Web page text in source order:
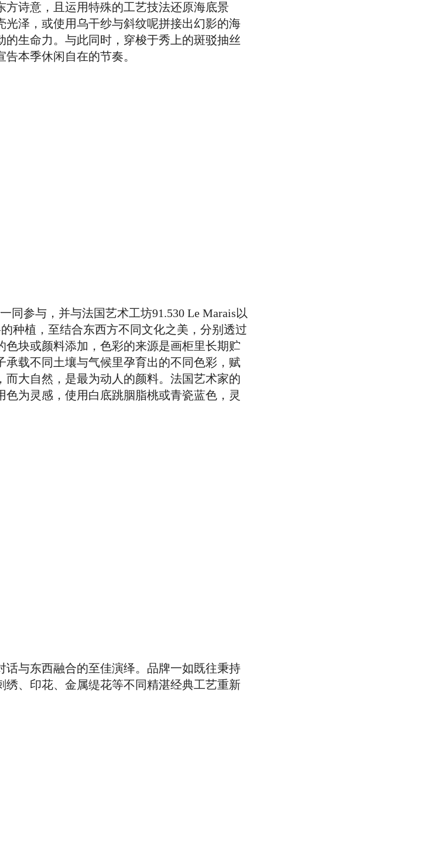
诗意，且运用特殊的工艺技法还原海底景
泽，或使用乌干纱与斜纹呢拼接出幻影的海
生命力。与此同时，穿梭于秀上的斑驳抽丝
本季休闲自在的节奏。
同参与，并与法国艺术工坊91.530 Le Marais以
种植，至结合东西方不同文化之美，分别透过
块或颜料添加，色彩的来源是画柜里长期贮
载不同土壤与气候里孕育出的不同色彩，赋
大自然，是最为动人的颜料。法国艺术家的
为灵感，使用白底跳胭脂桃或青瓷蓝色，灵
与东西融合的至佳演绎。品牌一如既往秉持
、印花、金属缇花等不同精湛经典工艺重新